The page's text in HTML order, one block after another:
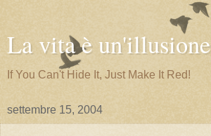
La vita è un'illusione
If You Can't Hide It, Just Make It Red!
settembre 15, 2004